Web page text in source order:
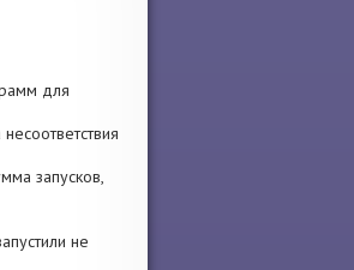
для
запусков,
не